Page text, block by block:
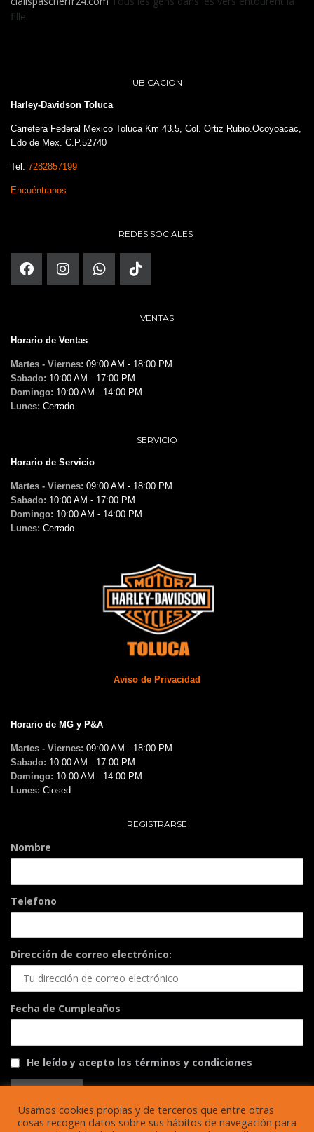
fille.
UBICACIÓN
Harley-Davidson Toluca
Carretera Federal Mexico Toluca Km 43.5, Col. Ortiz Rubio.Ocoyoacac,
Edo de Mex. C.P.52740
Tel: 7282857199
Encuéntranos
REDES SOCIALES
VENTAS
Horario de Ventas
Martes - Viernes: 09:00 AM - 18:00 PM
Sabado: 10:00 AM - 17:00 PM
Domingo: 10:00 AM - 14:00 PM
Lunes: Cerrado
SERVICIO
Horario de Servicio
Martes - Viernes: 09:00 AM - 18:00 PM
Sabado: 10:00 AM - 17:00 PM
Domingo: 10:00 AM - 14:00 PM
Lunes: Cerrado
Aviso de Privacidad
Horario de MG y P&A
Martes - Viernes: 09:00 AM - 18:00 PM
Sabado: 10:00 AM - 17:00 PM
Domingo: 10:00 AM - 14:00 PM
Lunes: Closed
REGISTRARSE
Nombre
Telefono
Dirección de correo electrónico:
Fecha de Cumpleaños
He leído y acepto los términos y condiciones
Usamos cookies propias y de terceros que entre otras
cosas recogen datos sobre sus hábitos de navegación para